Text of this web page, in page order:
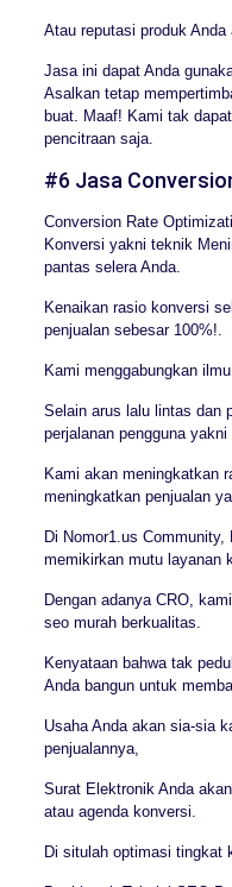
Atau reputasi produk
Jasa ini dapat Anda
Asalkan tetap
buat. Maaf! Kami tak
pencitraan saja.
#6 Jasa
Conversion Rate
Konversi yakni teknik
pantas selera Anda.
Kenaikan rasio konversi
penjualan sebesar 100%!.
Kami menggabungkan
Selain arus lalu lintas dan
perjalanan pengguna yakni
Kami akan meningkatkan
meningkatkan penjualan
Di Nomor1.us
memikirkan mutu layanan
Dengan adanya CRO,
seo murah berkualitas.
Kenyataan bahwa tak
Anda bangun untuk
Usaha Anda akan sia-sia
penjualannya,
Surat Elektronik Anda
atau agenda konversi.
Di situlah optimasi tingkat